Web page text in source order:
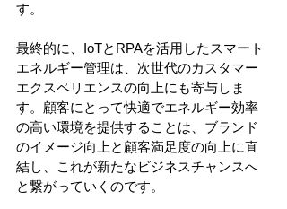
す。
最終的に、IoTとRPAを活用したスマート
エネルギー管理は、次世代のカスタマー
エクスペリエンスの向上にも寄与しま
す。顧客にとって快適でエネルギー効率
の高い環境を提供することは、ブランド
のイメージ向上と顧客満足度の向上に直
結し、これが新たなビジネスチャンスへ
と繋がっていくのです。